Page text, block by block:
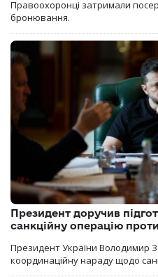
Правоохоронці затримали
бронювання.
Президент доручив
санкційну операцію
Президент України Володимир
координаційну нараду щодо